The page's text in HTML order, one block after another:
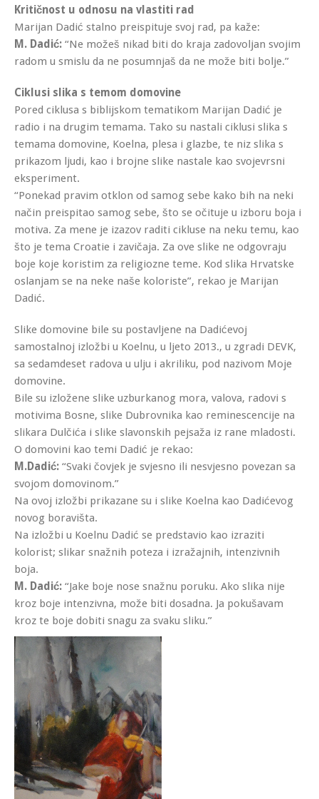
Kritičnost u odnosu na vlastiti rad
Marijan Dadić stalno preispituje svoj rad, pa kaže:
M. Dadić: “Ne možeš nikad biti do kraja zadovoljan svojim
radom u smislu da ne posumnjaš da ne može biti bolje.”
Ciklusi slika s temom domovine
Pored ciklusa s biblijskom tematikom Marijan Dadić je
radio i na drugim temama. Tako su nastali ciklusi slika s
temama domovine, Koelna, plesa i glazbe, te niz slika s
prikazom ljudi, kao i brojne slike nastale kao svojevrsni
eksperiment.
“Ponekad pravim otklon od samog sebe kako bih na neki
način preispitao samog sebe, što se očituje u izboru boja i
motiva. Za mene je izazov raditi cikluse na neku temu, kao
što je tema Croatie i zavičaja. Za ove slike ne odgovraju
boje koje koristim za religiozne teme. Kod slika Hrvatske
oslanjam se na neke naše koloriste”, rekao je Marijan
Dadić.
Slike domovine bile su postavljene na Dadićevoj
samostalnoj izložbi u Koelnu, u ljeto 2013., u zgradi DEVK,
sa sedamdeset radova u ulju i akriliku, pod nazivom Moje
domovine.
Bile su izložene slike uzburkanog mora, valova, radovi s
motivima Bosne, slike Dubrovnika kao reminescencije na
slikara Dulčića i slike slavonskih pejsaža iz rane mladosti.
O domovini kao temi Dadić je rekao:
M.Dadić: “Svaki čovjek je svjesno ili nesvjesno povezan sa
svojom domovinom.”
Na ovoj izložbi prikazane su i slike Koelna kao Dadićevog
novog boravišta.
Na izložbi u Koelnu Dadić se predstavio kao izraziti
kolorist; slikar snažnih poteza i izražajnih, intenzivnih
boja.
M. Dadić: “Jake boje nose snažnu poruku. Ako slika nije
kroz boje intenzivna, može biti dosadna. Ja pokušavam
kroz te boje dobiti snagu za svaku sliku.”